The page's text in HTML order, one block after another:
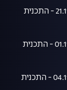
לפני החדשות 21.11.21 - התכנית
לפני החדשות 01.11.21 - התכנית
לפני החדשות 04.11.21 - התכנית